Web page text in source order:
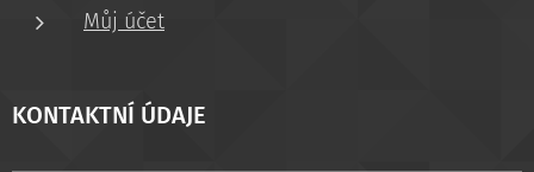
Můj účet
KONTAKTNÍ ÚDAJE